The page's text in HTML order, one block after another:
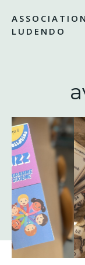
ASSOCIATION
LUDENDO